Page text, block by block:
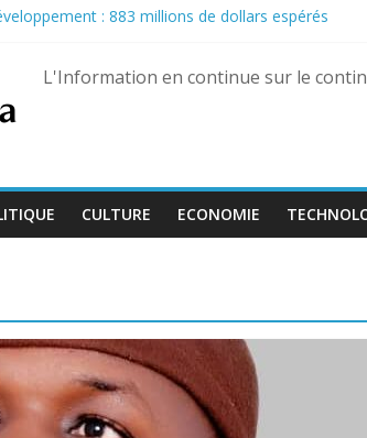
: 883 millions de dollars espérés
pour les militaires, une hausse historique
Bienvenu Lamah promu général de brigade
août dans trois États différents
L'Information en continue sur le
CULTURE ECONOMIE